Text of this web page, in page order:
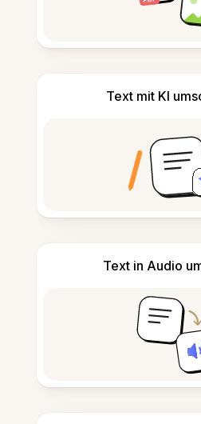
Text mit KI
Text in Audio